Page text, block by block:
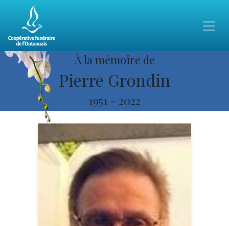
À la mémoire de
Pierre Grondin
1951 - 2022